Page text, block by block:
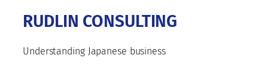
RUDLIN CONSULTING
Understanding Japanese business